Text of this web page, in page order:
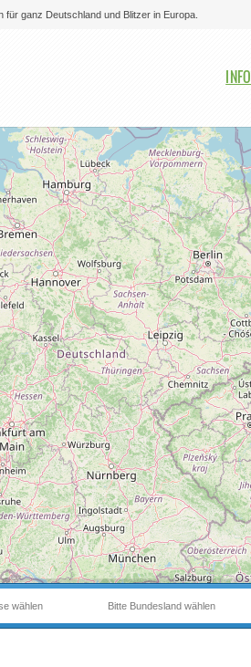
ganz Deutschland und Blitzer in Europa.
Bitte
Bitte Bundesland wählen
wählen